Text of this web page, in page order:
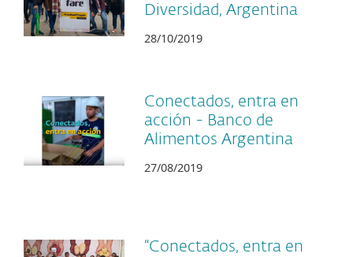
Diversidad, Argentina
28/10/2019
Conectados, entra en
acción - Banco de
Alimentos Argentina
27/08/2019
“Conectados, entra en